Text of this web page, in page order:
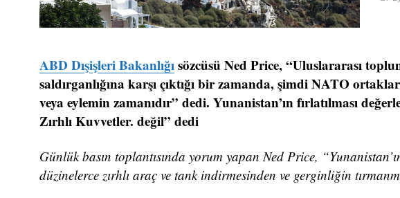
ABD Dışişleri Bakanlığısözcüsü Ned Price, “Uluslararası
saldırganlığına karşı çıktığı bir zamanda, şimdi NATO
veya eylemin zamanıdır” dedi. Yunanistan’ın fırlatılması
Zırhlı Kuvvetler. değil” dedi
Günlük basın toplantısında yorum yapan Ned Price,
düzinelerce zırhlı araç ve tank indirmesinden ve gerginliğin